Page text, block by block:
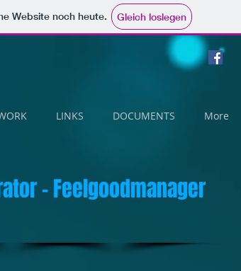
Website noch heute. Gleich loslegen
LINKS DOCUMENTS More
- Feelgoodmanager